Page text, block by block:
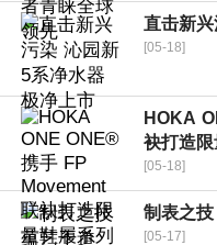
直击新
[05-18]
HOKA
袂打造限
[05-18]
制表之
[05-17]